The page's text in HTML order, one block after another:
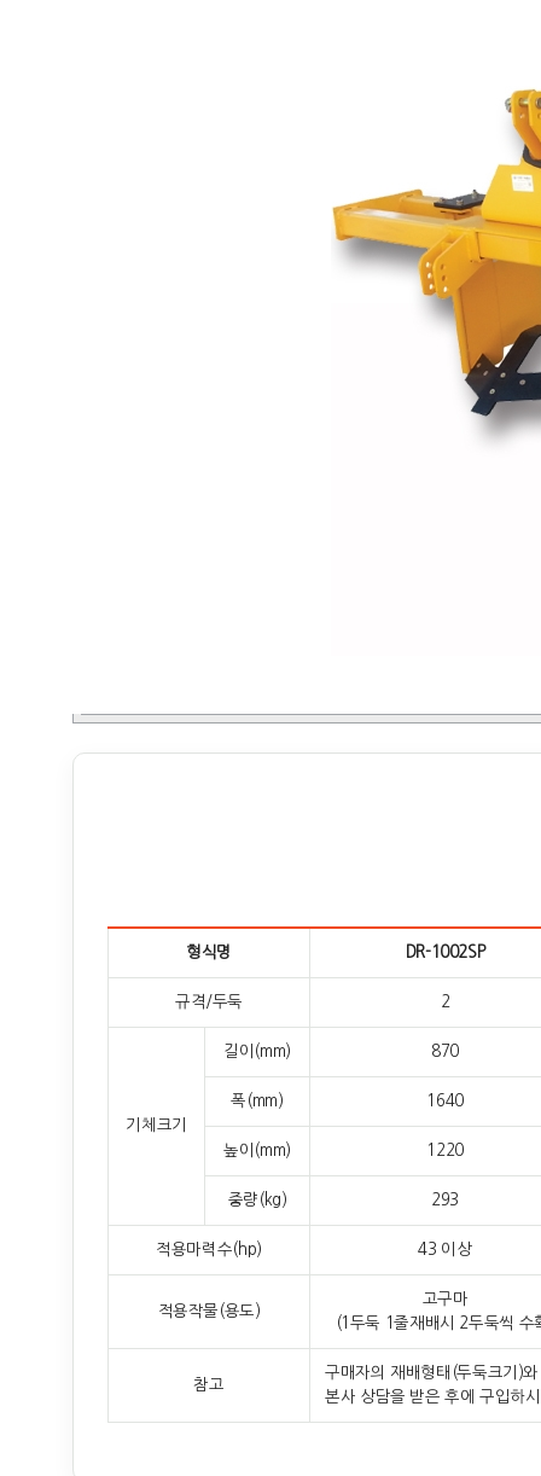
형식명 DR-1002SP
규격/두둑 2
기체크기
길이(mm) 870
폭(mm) 1640
높이(mm) 1220
중량(kg) 293
적용마력수(hp) 43 이상
적용작물(용도)
고구마
(1두둑 1줄재배시 2두둑씩 수
참고
구매자의 재배형태(두둑크기)
본사 상담을 받은 후에 구입하